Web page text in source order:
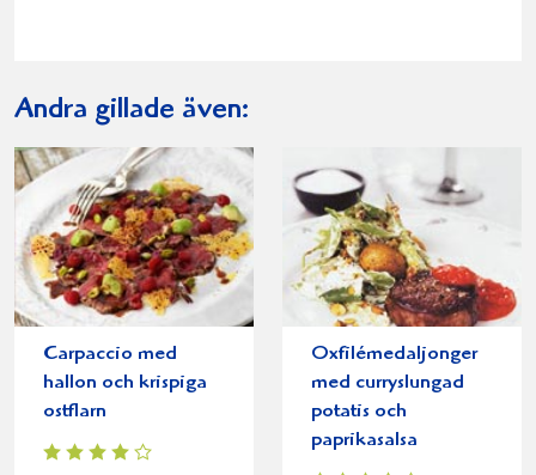
Andra gillade även:
Carpaccio med
hallon och krispiga
ostflarn
Oxfilémedaljonger
med curryslungad
potatis och
paprikasalsa